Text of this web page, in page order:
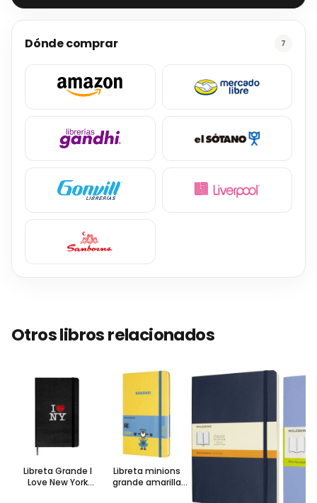
Dónde comprar 7
Otros libros relacionados
Libreta Grande I
Love New York
Libreta minions
grande amarilla